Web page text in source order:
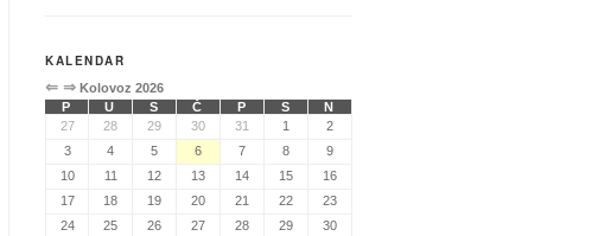
KALENDAR
⇐ ⇒ Kolovoz 2026
P
U S Č P S
N
27
28 29 30 31 1
2
3
4 5 6 7 8
9
10
11 12 13 14 15
16
17
18 19 20 21 22
23
24
25 26 27 28 29
30